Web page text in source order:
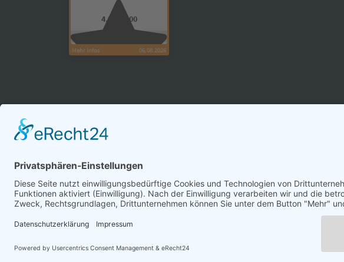
4,95 / 5,00
40 Kundenbewertungen
Mehr Infos 06.08.2026
Impressum